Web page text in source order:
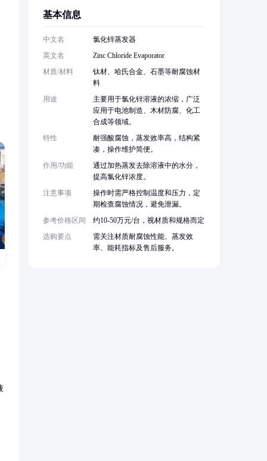
基本信息
中文名
氯化锌蒸发器
英文名
Zinc Chloride Evaporator
材质/材料
钛材、哈氏合金、石墨等耐腐蚀材
料
用途
主要用于氯化锌溶液的浓缩，广泛
应用于电池制造、木材防腐、化工
合成等领域。
特性
耐强酸腐蚀，蒸发效率高，结构紧
凑，操作维护简便。
作用/功能
通过加热蒸发去除溶液中的水分，
提高氯化锌浓度。
注意事项
操作时需严格控制温度和压力，定
期检查腐蚀情况，避免泄漏。
参考价格区间
约10-50万元/台，视材质和规格而定
选购要点
需关注材质耐腐蚀性能、蒸发效
率、能耗指标及售后服务。